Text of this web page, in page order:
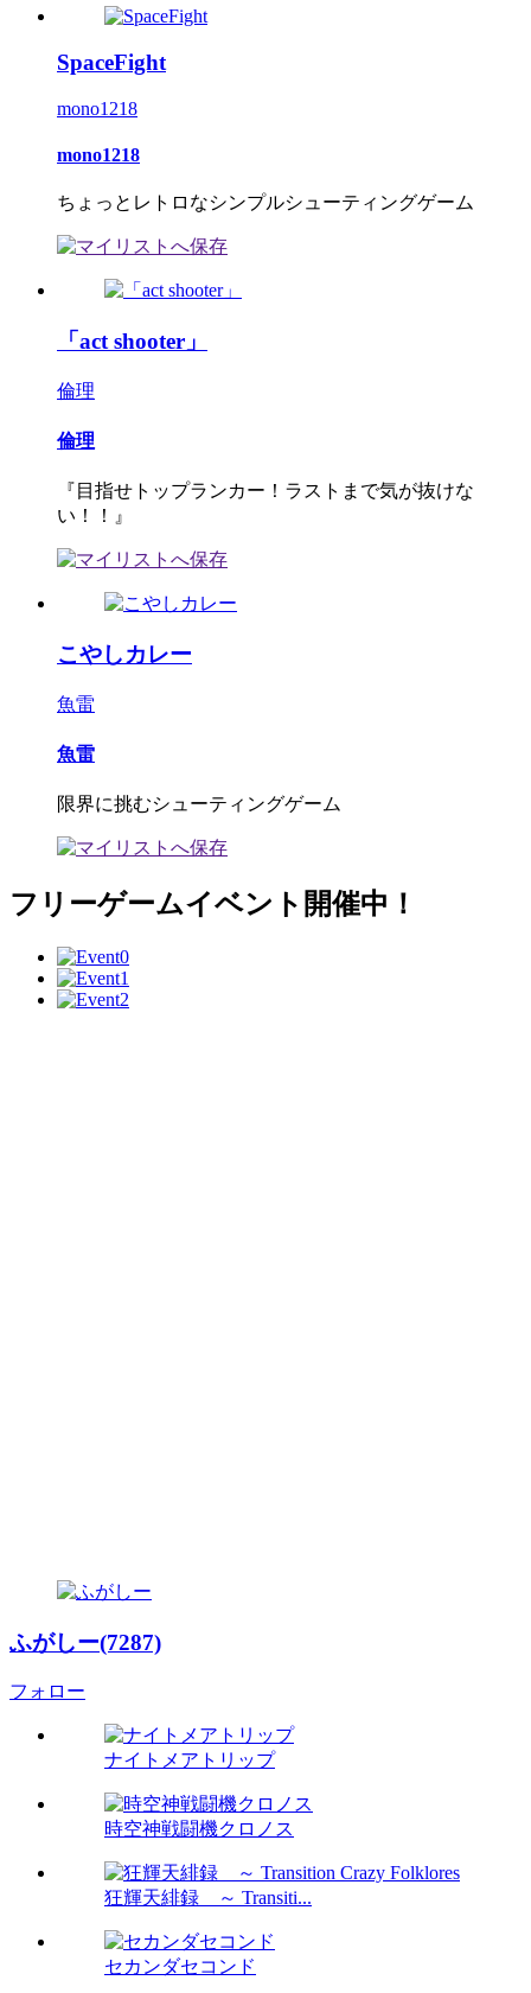
SpaceFight
mono1218
mono1218
ちょっとレトロなシンプルシューティングゲーム
「act shooter」
倫理
倫理
『目指せトップランカー！ラストまで気が抜けな
い！！』
こやしカレー
魚雷
魚雷
限界に挑むシューティングゲーム
フリーゲームイベント開催中！
ふがしー(7287)
フォロー
ナイトメアトリップ
時空神戦闘機クロノス
狂輝天緋録 ～ Transiti...
セカンダセコンド